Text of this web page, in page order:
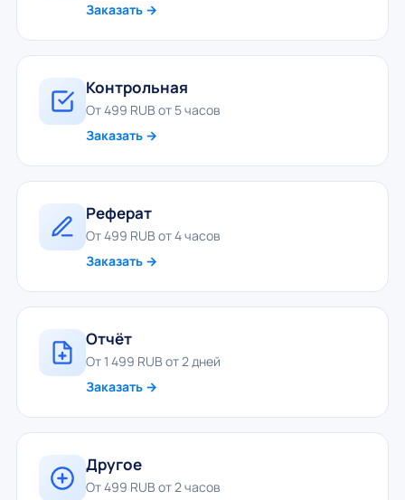
Заказать →
Контрольная
От 499 RUB от 5 часов
Заказать →
Реферат
От 499 RUB от 4 часов
Заказать →
Отчёт
От 1 499 RUB от 2 дней
Заказать →
Другое
От 499 RUB от 2 часов